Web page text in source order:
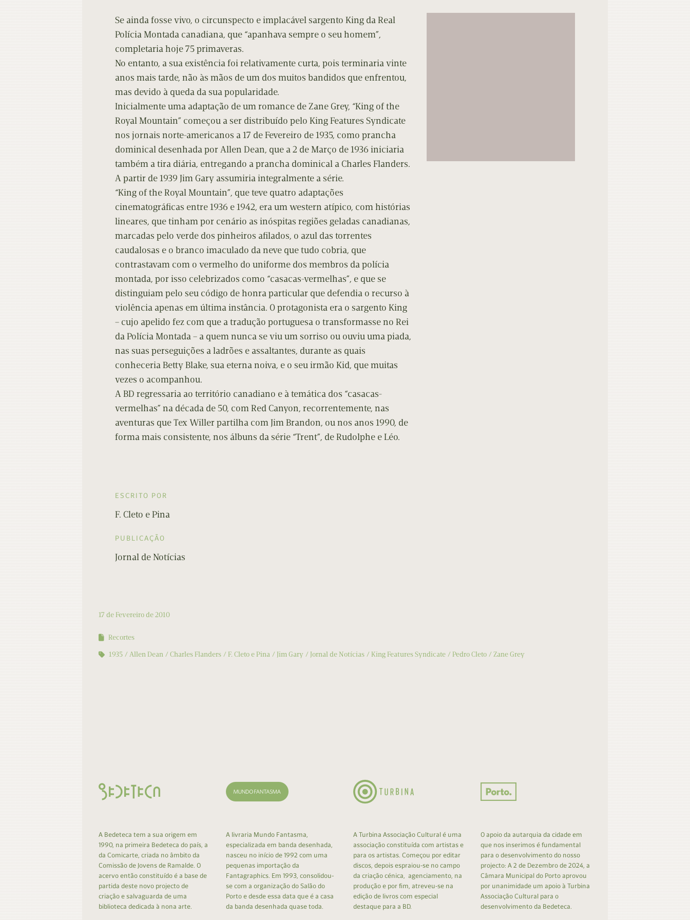
Doação de Edições
Se ainda fosse vivo, o circunspecto e implacável sargento King da Real
Polícia Montada canadiana, que “apanhava sempre o seu homem”,
completaria hoje 75 primaveras.
No entanto, a sua existência foi relativamente curta, pois terminaria vinte
anos mais tarde, não às mãos de um dos muitos bandidos que enfrentou,
mas devido à queda da sua popularidade.
Inicialmente uma adaptação de um romance de Zane Grey, “King of the
Royal Mountain” começou a ser distribuído pelo King Features Syndicate
nos jornais norte-americanos a 17 de Fevereiro de 1935, como prancha
dominical desenhada por Allen Dean, que a 2 de Março de 1936 iniciaria
também a tira diária, entregando a prancha dominical a Charles Flanders.
A partir de 1939 Jim Gary assumiria integralmente a série.
“King of the Royal Mountain”, que teve quatro adaptações
cinematográficas entre 1936 e 1942, era um western atípico, com histórias
lineares, que tinham por cenário as inóspitas regiões geladas canadianas,
marcadas pelo verde dos pinheiros afilados, o azul das torrentes
caudalosas e o branco imaculado da neve que tudo cobria, que
contrastavam com o vermelho do uniforme dos membros da polícia
montada, por isso celebrizados como “casacas-vermelhas”, e que se
distinguiam pelo seu código de honra particular que defendia o recurso à
violência apenas em última instância. O protagonista era o sargento King
– cujo apelido fez com que a tradução portuguesa o transformasse no Rei
da Polícia Montada – a quem nunca se viu um sorriso ou ouviu uma piada,
nas suas perseguições a ladrões e assaltantes, durante as quais
conheceria Betty Blake, sua eterna noiva, e o seu irmão Kid, que muitas
vezes o acompanhou.
A BD regressaria ao território canadiano e à temática dos “casacas-
vermelhas” na década de 50, com Red Canyon, recorrentemente, nas
aventuras que Tex Willer partilha com Jim Brandon, ou nos anos 1990, de
forma mais consistente, nos álbuns da série “Trent”, de Rudolphe e Léo.
ESCRITO POR
F. Cleto e Pina
PUBLICAÇÃO
Jornal de Notícias
17 de Fevereiro de 2010
Recortes
1935
Allen Dean Charles Flanders F. Cleto e Pina Jim Gary Jornal de Notícias King Features Syndicate Pedro Cleto Zane Grey
A Bedeteca tem a sua origem em
1990, na primeira Bedeteca do país, a
da Comicarte, criada no âmbito da
Comissão de Jovens de Ramalde. O
acervo então constituído é a base de
partida deste novo projecto de
criação e salvaguarda de uma
biblioteca dedicada à nona arte.
A livraria Mundo Fantasma,
especializada em banda desenhada,
nasceu no início de 1992 com uma
pequenas importação da
Fantagraphics. Em 1993, consolidou-
se com a organização do Salão do
Porto e desde essa data que é a casa
da banda desenhada quase toda.
A Turbina Associação Cultural é uma
associação constituída com artistas e
para os artistas. Começou por editar
discos, depois espraiou-se no campo
da criação cénica, agenciamento, na
produção e por fim, atreveu-se na
edição de livros com especial
destaque para a BD.
O apoio da autarquia da cidade em
que nos inserimos é fundamental
para o desenvolvimento do nosso
projecto: A 2 de Dezembro de 2024, a
Câmara Municipal do Porto aprovou
por unanimidade um apoio à Turbina
Associação Cultural para o
desenvolvimento da Bedeteca.